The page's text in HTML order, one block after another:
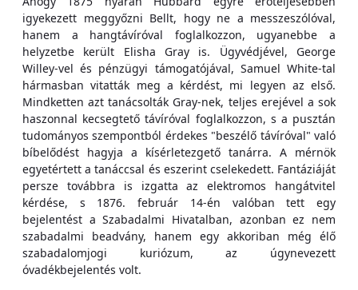
igyekezett meggyőzni Bellt, hogy ne a messzeszólóval,
hanem a hangtávíróval foglalkozzon, ugyanebbe a
helyzetbe került Elisha Gray is. Ügyvédjével, George
Willey-vel és pénzügyi támogatójával, Samuel White-tal
hármasban vitatták meg a kérdést, mi legyen az első.
Mindketten azt tanácsolták Gray-nek, teljes erejével a sok
haszonnal kecsegtető távíróval foglalkozzon, s a pusztán
tudományos szempontból érdekes "beszélő távíróval" való
bíbelődést hagyja a kísérletezgető tanárra. A mérnök
egyetértett a tanáccsal és eszerint cselekedett. Fantáziáját
persze továbbra is izgatta az elektromos hangátvitel
kérdése, s 1876. február 14-én valóban tett egy
bejelentést a Szabadalmi Hivatalban, azonban ez nem
szabadalmi beadvány, hanem egy akkoriban még élő
szabadalomjogi kuriózum, az úgynevezett
óvadékbejelentés volt.